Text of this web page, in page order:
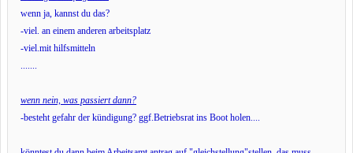
wenn ja, kannst du das?
-viel. an einem anderen arbeitsplatz
-viel.mit hilfsmitteln
.......
wenn nein, was passiert dann?
-besteht gefahr der kündigung? ggf.Betriebsrat ins Boot holen....